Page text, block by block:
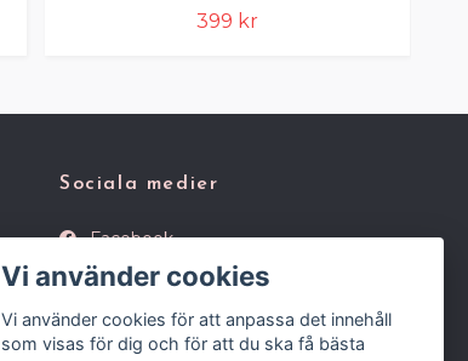
399 kr
Sociala medier
Facebook
Instagram
Vi använder cookies
Vi använder cookies för att anpassa det innehåll
som visas för dig och för att du ska få bästa